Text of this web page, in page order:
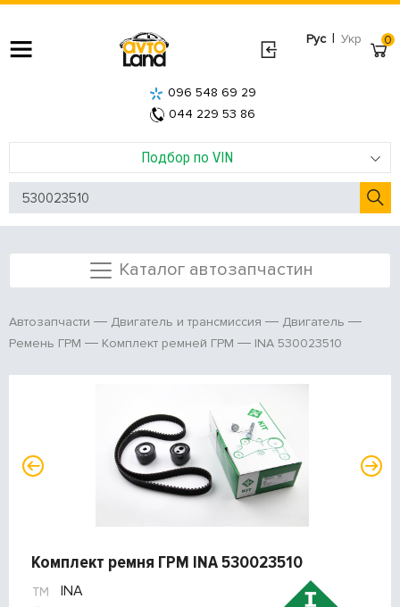
Рус | Укр
Подбор по VIN
096 548 69 29
044 229 53 86
0
Каталог автозапчастин
Автозапчасти Двигатель и трансмиссия
Двигатель
Ремень ГРМ
Комплект ремней ГРМ INA 530023510
Комплект ремня ГРМ INA 530023510
INA